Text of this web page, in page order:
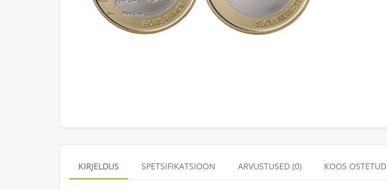
KIRJELDUS SPETSIFIKATSIOON ARVUSTUSED (0) KOOS OSTETUD